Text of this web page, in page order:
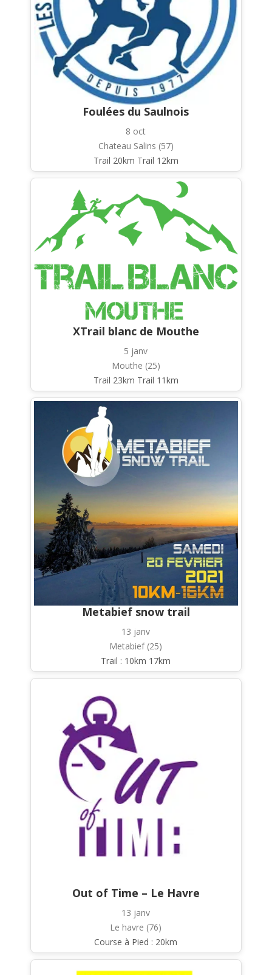
Foulées du Saulnois
8 oct
Chateau Salins (57)
Trail 20km Trail 12km
XTrail blanc de Mouthe
5 janv
Mouthe (25)
Trail 23km Trail 11km
Metabief snow trail
13 janv
Metabief (25)
Trail : 10km 17km
Out of Time – Le Havre
13 janv
Le havre (76)
Course à Pied : 20km